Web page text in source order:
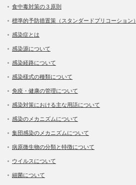
食中毒対策の３原則
標準的予防措置策（スタンダードプリコーション）
感染症とは
感染源について
感染経路について
感染様式の種類について
免疫・健康の管理について
感染対策における主な用語について
感染のメカニズムについて
集団感染のメカニズムについて
病原微生物の分類と特徴について
ウイルスについて
細菌について